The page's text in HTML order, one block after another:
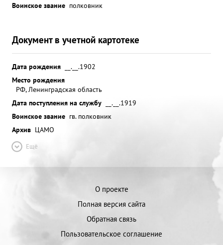
Воинское звание полковник
Документ в учетной картотеке
Дата рождения
__.__.1902
Место рождения
РФ, Ленинградская область
Дата поступления на службу
__.__.1919
Воинское звание гв. полковник
Архив ЦАМО
Ещё
О проекте
Полная версия сайта
Обратная связь
Пользовательское соглашение